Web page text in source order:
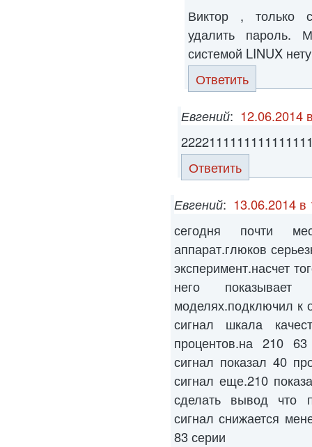
Виктор , только
удалить пароль.
системой LINUX
Ответить
Евгений: 12.06.2014
Ответить
Евгений: 13.06.2014 в
сегодня почти
аппарат.глюков
эксперимент.насчет
него
моделях.подключил к
сигнал шкала
процентов.на 210
сигнал показал 40
сигнал еще.210
сделать вывод что
сигнал снижается
83 серии